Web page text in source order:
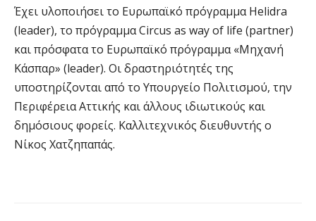
Έχει υλοποιήσει το Ευρωπαϊκό πρόγραμμα Helidra
(leader), το πρόγραμμα Circus as way of life (partner)
και πρόσφατα το Ευρωπαϊκό πρόγραμμα «Μηχανή
Κάσπαρ» (leader). Οι δραστηριότητές της
υποστηρίζονται από το Υπουργείο Πολιτισμού, την
Περιφέρεια Αττικής και άλλους ιδιωτικούς και
δημόσιους φορείς. Καλλιτεχνικός διευθυντής ο
Νίκος Χατζηπαπάς.